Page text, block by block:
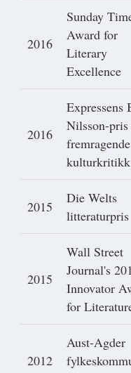
2016
Sunday
Award for
Literary
Excellence
2016
Expressens
Nilsson-
fremragende
kulturkritikk
2015
Die Welts
litteraturpris
2015
Wall Street
Journal's
Innovator
for
2012
Aust-Agder